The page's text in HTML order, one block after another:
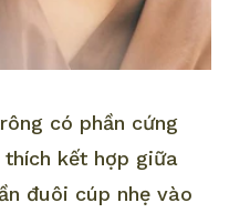
có phần cứng
thích kết hợp giữa
đuôi cúp nhẹ vào